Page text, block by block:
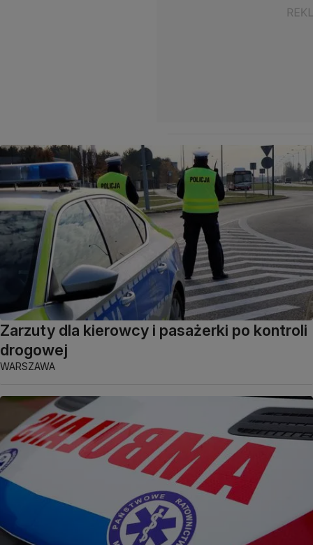
Zarzuty dla kierowcy i pasażerki po kontroli
drogowej
WARSZAWA